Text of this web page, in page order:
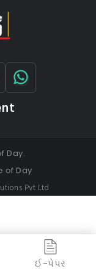
Day.
of Day
Pvt Ltd
ઈ-પેપર